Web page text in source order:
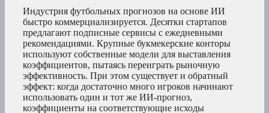
Индустрия футбольных прогнозов на основе ИИ
быстро коммерциализируется. Десятки стартапов
предлагают подписные сервисы с ежедневными
рекомендациями. Крупные букмекерские конторы
используют собственные модели для выставления
коэффициентов, пытаясь переиграть рыночную
эффективность. При этом существует и обратный
эффект: когда достаточно много игроков начинают
использовать один и тот же ИИ-прогноз,
коэффициенты на соответствующие исходы